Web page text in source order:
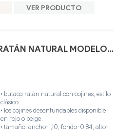
• único color.VER PRODUCTO
BUTACA CON COJINES RATÁN NATURAL MODELO J388
• butaca ratán natural con cojines, estilo
clásico.
• los cojines desenfundables disponible
en rojo o beige.
• tamaño: ancho-1,10, fondo-0,84, alto-